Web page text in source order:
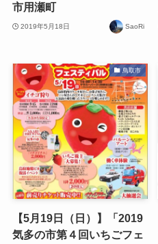
市用瀬町
2019年5月18日 SaoRi
鳥取市
【5月19日（日）】「2019
気多の市第４回いちごフェ